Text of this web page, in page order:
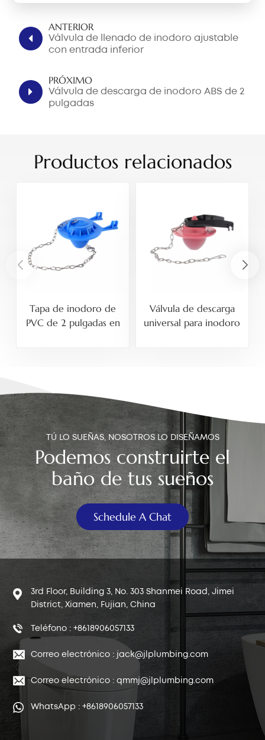
ANTERIOR
Válvula de llenado de inodoro ajustable
con entrada inferior
PRÓXIMO
Válvula de descarga de inodoro ABS de 2
pulgadas
Productos relacionados
Tapa de inodoro de
PVC de 2 pulgadas en
Válvula de descarga
universal para inodoro
TÚ LO SUEÑAS, NOSOTROS LO DISEÑAMOS
Podemos construirte el
baño de tus sueños
Schedule A Chat
3rd Floor, Building 3, No. 303 Shanmei Road, Jimei
District, Xiamen, Fujian, China
Teléfono : +8618906057133
Correo electrónico : jack@jlplumbing.com
Correo electrónico : qmmj@jlplumbing.com
WhatsApp : +8618906057133